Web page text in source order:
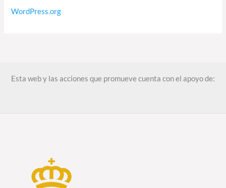
WordPress.org
Esta web y las acciones que promueve cuenta con el apoyo de: